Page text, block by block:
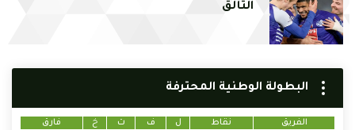
التألق
البطولة الوطنية المحترفة
الفريق نقاط ل ف ت خ فارق